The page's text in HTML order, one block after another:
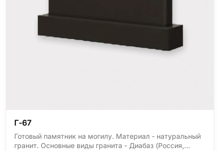
Г-67
Готовый памятник на могилу. Материал - натуральный
гранит. Основные виды гранита - Диабаз (Россия,